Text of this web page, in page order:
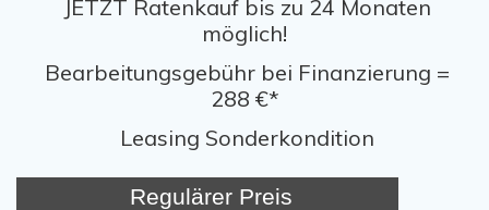
JETZT Ratenkauf bis zu 24 Monaten
möglich!
Bearbeitungsgebühr bei Finanzierung =
288 €*
Leasing Sonderkondition
Regulärer Preis